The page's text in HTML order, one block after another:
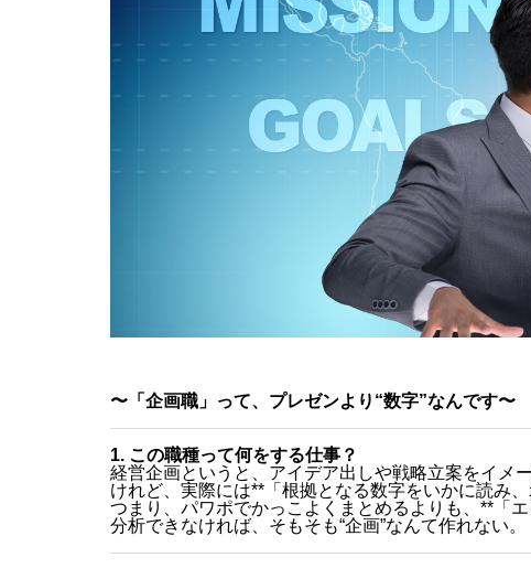
〜「企画職」って、プレゼンより“数字”なんです〜
1. この職種って何をする仕事？
経営企画というと、アイデア出しや戦略立案をイメ
けれど、実際には**「根拠となる数字をいかに読み
つまり、パワポでかっこよくまとめるよりも、**「
分析できなければ、そもそも“企画”なんて作れない。